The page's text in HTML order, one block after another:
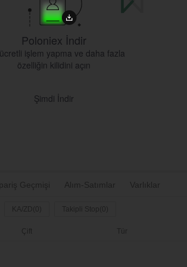
Geçmişi Alım-Satımlar Varlıklar
KA/ZD(0) Takipli Stop(0)
Çift Tür
Poloniex İndir
ücretli işlem yapma ve daha fazla
özelliğin kilidini açın
Şimdi İndir